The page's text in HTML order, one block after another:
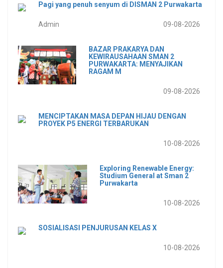
Pagi yang penuh senyum di DISMAN 2 Purwakarta
Admin 09-08-2026
BAZAR PRAKARYA DAN
KEWIRAUSAHAAN SMAN 2
PURWAKARTA: MENYAJIKAN
RAGAM M
09-08-2026
MENCIPTAKAN MASA DEPAN HIJAU DENGAN
PROYEK P5 ENERGI TERBARUKAN
10-08-2026
Exploring Renewable Energy:
Studium General at Sman 2
Purwakarta
10-08-2026
SOSIALISASI PENJURUSAN KELAS X
10-08-2026